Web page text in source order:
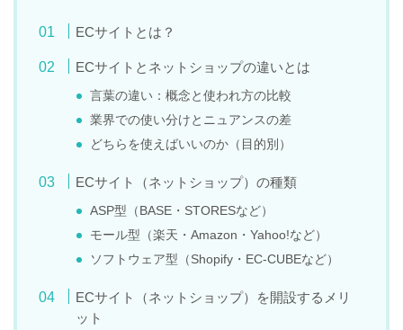
ECサイトとは？
ECサイトとネットショップの違いとは
言葉の違い：概念と使われ方の比較
業界での使い分けとニュアンスの差
どちらを使えばいいのか（目的別）
ECサイト（ネットショップ）の種類
ASP型（BASE・STORESなど）
モール型（楽天・Amazon・Yahoo!など）
ソフトウェア型（Shopify・EC-CUBEなど）
ECサイト（ネットショップ）を開設するメリ
ット